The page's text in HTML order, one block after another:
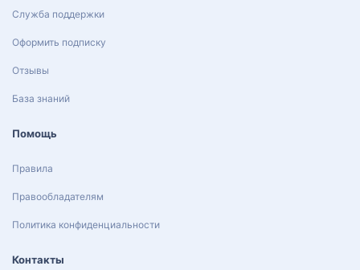
Служба поддержки
Оформить подписку
Отзывы
База знаний
Помощь
Правила
Правообладателям
Политика конфиденциальности
Контакты